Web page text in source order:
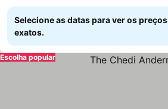
Selecione as datas para ver os preços
exatos.
Escolha popular